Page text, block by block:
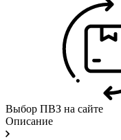
Выбор ПВЗ на сайте
Описание